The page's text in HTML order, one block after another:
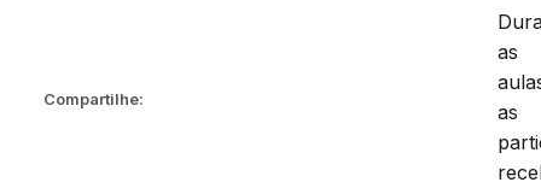
Compartilhe:
as
as